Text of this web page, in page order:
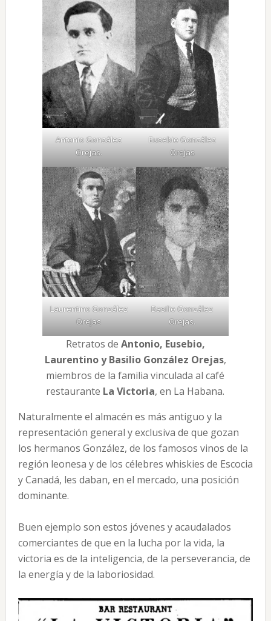
Antonio González
Orejas.
Eusebio González
Orejas
Laurentino González
Orejas
Basilio González
Orejas.
Retratos de Antonio, Eusebio,
Laurentino y Basilio González Orejas,
miembros de la familia vinculada al café
restaurante La Victoria, en La Habana.
Naturalmente el almacén es más antiguo y la
representación general y exclusiva de que gozan
los hermanos González, de los famosos vinos de la
región leonesa y de los célebres whiskies de Escocia
y Canadá, les daban, en el mercado, una posición
dominante.
Buen ejemplo son estos jóvenes y acaudalados
comerciantes de que en la lucha por la vida, la
victoria es de la inteligencia, de la perseverancia, de
la energía y de la laboriosidad.